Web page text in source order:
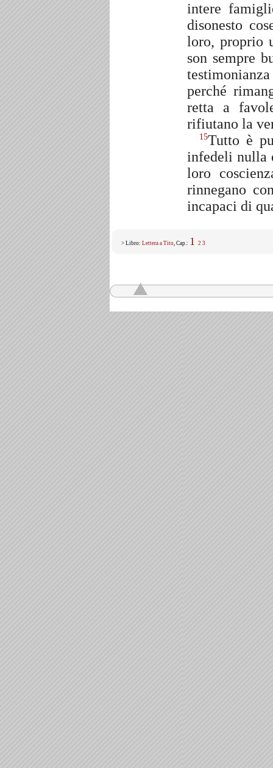
intere
disonesto
loro, proprio
son sempre
perché
retta a
rifiutano la
15Tutto è
infedeli nulla
loro
rinnegano
incapaci di
> Libro: Lettera a Tito, Cap.: 1 2 3